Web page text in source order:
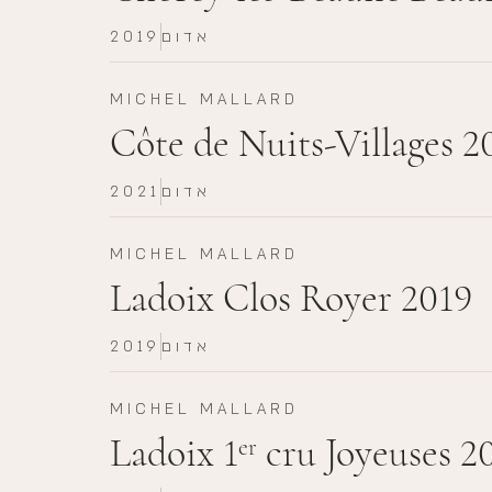
2019 אדום
MICHEL MALLARD
Côte de Nuits-Villages
2021 אדום
MICHEL MALLARD
Ladoix Clos Royer 2019
2019 אדום
MICHEL MALLARD
Ladoix 1er cru Joyeuses